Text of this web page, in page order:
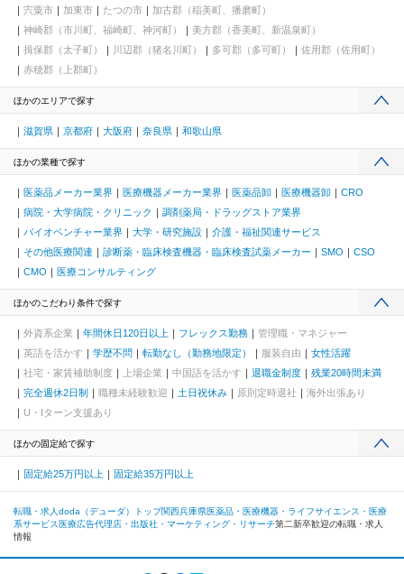
宍粟市
加東市 たつの市
加古郡（稲美町、播磨町）
神崎郡（市川町、福崎町、神河町）
美方郡（香美町、新温泉町）
揖保郡（太子町）
川辺郡（猪名川町） 多可郡（多可町）
佐用郡（佐用町）
赤穂郡（上郡町）
ほかのエリアで探す
滋賀県 京都府 大阪府 奈良県 和歌山県
ほかの業種で探す
医薬品メーカー業界 医療機器メーカー業界 医薬品卸 医療機器卸
CRO
病院・大学病院・クリニック
調剤薬局・ドラッグストア業界
バイオベンチャー業界
大学・研究施設
介護・福祉関連サービス
その他医療関連
診断薬・臨床検査機器・臨床検査試薬メーカー SMO
CSO
CMO
医療コンサルティング
ほかのこだわり条件で探す
外資系企業 年間休日120日以上 フレックス勤務
管理職・マネジャー
英語を活かす
学歴不問 転勤なし（勤務地限定） 服装自由
女性活躍
社宅・家賃補助制度
上場企業 中国語を活かす 退職金制度
残業20時間未満
完全週休2日制
職種未経験歓迎 土日祝休み 原則定時退社
海外出張あり
U・Iターン支援あり
ほかの固定給で探す
固定給25万円以上 固定給35万円以上
転職・求人doda（デューダ）トップ関西兵庫県医薬品・医療機器・ライフサイエンス・医療
系サービス 医療広告代理店・出版社・マーケティング・リサーチ第二新卒歓迎の転職・求人
情報